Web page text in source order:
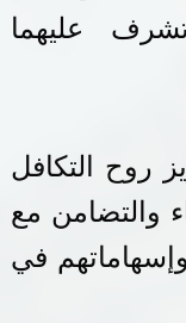
عليهما
روح التكافل
والتضامن مع
في